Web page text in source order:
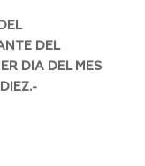
DEL
DIA DEL MES